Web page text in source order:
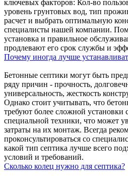
ключевых факторов: Кол-во
уровень грунтовых вод, тип
расчет и выбрать оптимальную
специалисты нашей компании.
установка и правильное
продлевают его срок службы и
Почему иногда лучше
Бетонные септики могут быть
ряду причин - прочность,
универсальность, жесткость
Однако стоит учитывать, что
требуют более сложной установки
специальной техники, что может
затраты на их монтаж. Всегда
проконсультироваться со
какой тип септика лучше всего
условий и требований.
Сколько колец нужно для септика?